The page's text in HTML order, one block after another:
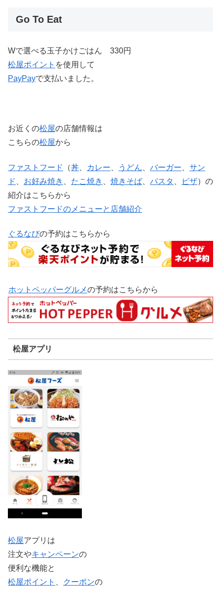
Go To Eat
Wで選べる玉子かけごはん 330円
松屋ポイント を使用して
PayPayで支払いました。
お近くの松屋の店舗情報は
こちらの松屋から
ファストフード （丼 カレー うどん バーガー
サン
ド
お好み焼き たこ焼き 焼きそば パスタ ピザ）の
紹介はこちらから
ファストフードのメニューと店舗紹介
ぐるなびの予約はこちらから
ホットペッパーグルメの予約はこちらから
松屋アプリ
松屋アプリは
注文やキャンペーンの
便利な機能と
松屋ポイント クーポンの